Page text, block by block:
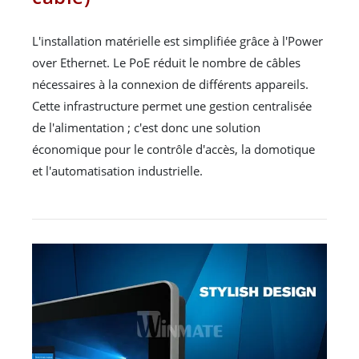
L'installation matérielle est simplifiée grâce à l'Power
over Ethernet. Le PoE réduit le nombre de câbles
nécessaires à la connexion de différents appareils.
Cette infrastructure permet une gestion centralisée
de l'alimentation ; c'est donc une solution
économique pour le contrôle d'accès, la domotique
et l'automatisation industrielle.